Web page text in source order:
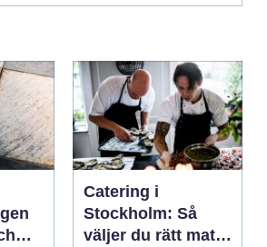
Catering i
Stockholm: Så
väljer du rätt mat